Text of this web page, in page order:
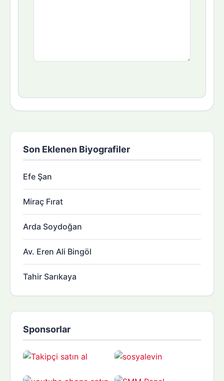
Son Eklenen Biyografiler
Efe Şan
Miraç Fırat
Arda Soydoğan
Av. Eren Ali Bingöl
Tahir Sarıkaya
Sponsorlar